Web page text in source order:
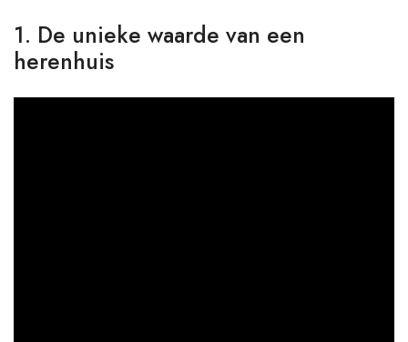
1. De unieke waarde van een
herenhuis